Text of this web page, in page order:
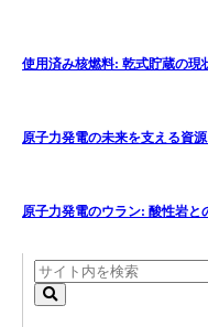
使用済み核燃料: 乾式貯蔵の現
原子力発電の未来を支える資
原子力発電のウラン: 酸性岩と